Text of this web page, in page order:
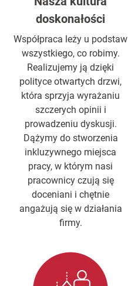
doskonałości
Współpraca leży u podstaw
wszystkiego, co robimy.
Realizujemy ją dzięki
polityce otwartych drzwi,
która sprzyja wyrażaniu
szczerych opinii i
prowadzeniu dyskusji.
Dążymy do stworzenia
inkluzywnego miejsca
pracy, w którym nasi
pracownicy czują się
doceniani i chętnie
angażują się w działania
firmy.